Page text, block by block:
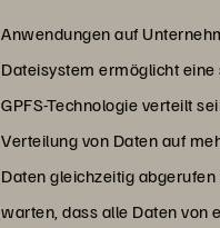
Anwendungen auf
Dateisystem ermöglicht
GPFS-Technologie verteilt
Verteilung von Daten auf
Daten gleichzeitig
warten, dass alle Daten von